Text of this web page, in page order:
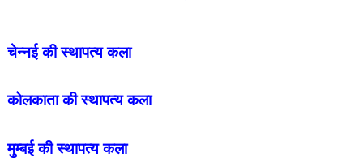
चेन्नई कीस्थापत्य कला
कोलकाताकीस्थापत्य कला
मुम्बईकीस्थापत्य कला